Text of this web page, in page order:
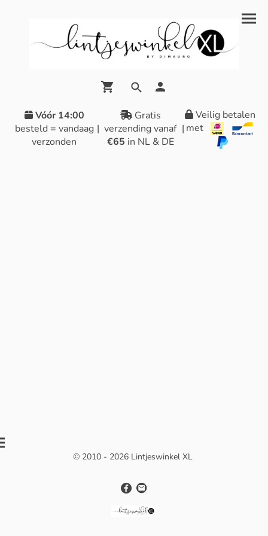
Vóór 14:00
besteld = vandaag
verzonden
|
Gratis
verzending vanaf
€65 in NL & DE
|
Veilig betalen
met
© 2010 - 2026 Lintjeswinkel XL